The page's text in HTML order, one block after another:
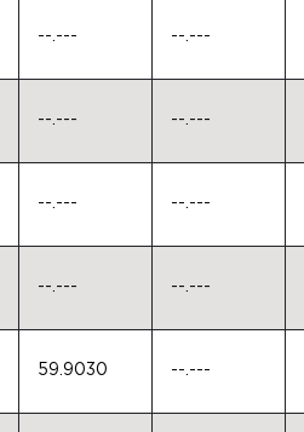
--.--- --.---
--.--- --.---
--.--- --.---
--.--- --.---
59.9030 --.---